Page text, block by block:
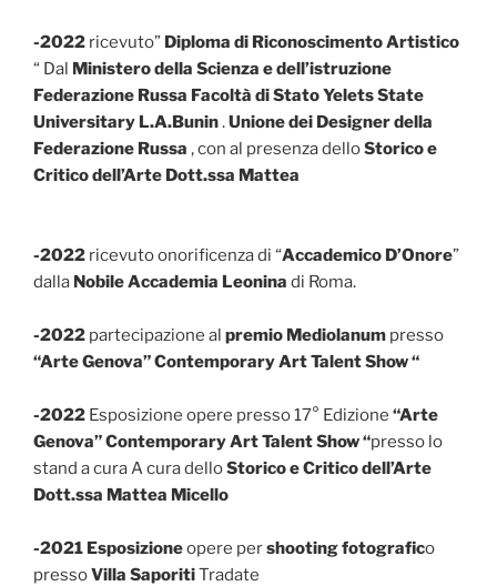
-2022 ricevuto” Diploma di Riconoscimento Artistico
“ Dal Ministero della Scienza e dell’istruzione
Federazione Russa Facoltà di Stato YeletsState
Universitary L.A.Bunin.Unione dei Designer della
Federazione Russa , con al presenza delloStorico e
Critico dell’Arte Dott.ssa Mattea
-2022 ricevuto onorificenza di “Accademico D’Onore”
dalla Nobile Accademia Leonina di Roma.
-2022 partecipazione al premio Mediolanum presso
“Arte Genova”Contemporary Art Talent Show “
-2022 Esposizione opere presso 17° Edizione “Arte
Genova”Contemporary Art Talent Show “presso lo
stand a cura A cura delloStorico e Critico dell’Arte
Dott.ssa Mattea Micello
-2021 Esposizioneopere pershooting fotografico
pressoVilla SaporitiTradate